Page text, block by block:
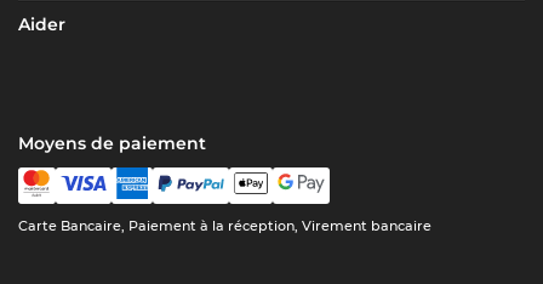
Aider
Moyens de paiement
Carte Bancaire, Paiement à la réception, Virement bancaire